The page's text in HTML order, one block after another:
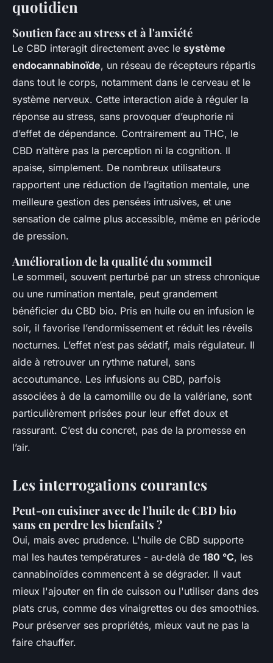
quotidien
Soutien face au stress et à l'anxiété
Le CBD interagit directement avec le système
endocannabinoïde, un réseau de récepteurs répartis
dans tout le corps, notamment dans le cerveau et le
système nerveux. Cette interaction aide à réguler la
réponse au stress, sans provoquer d’euphorie ni
d’effet de dépendance. Contrairement au THC, le
CBD n’altère pas la perception ni la cognition. Il
apaise, simplement. De nombreux utilisateurs
rapportent une réduction de l’agitation mentale, une
meilleure gestion des pensées intrusives, et une
sensation de calme plus accessible, même en période
de pression.
Amélioration de la qualité du sommeil
Le sommeil, souvent perturbé par un stress chronique
ou une rumination mentale, peut grandement
bénéficier du CBD bio. Pris en huile ou en infusion le
soir, il favorise l’endormissement et réduit les réveils
nocturnes. L’effet n’est pas sédatif, mais régulateur. Il
aide à retrouver un rythme naturel, sans
accoutumance. Les infusions au CBD, parfois
associées à de la camomille ou de la valériane, sont
particulièrement prisées pour leur effet doux et
rassurant. C’est du concret, pas de la promesse en
l’air.
Les interrogations courantes
Peut-on cuisiner avec de l'huile de CBD bio
sans en perdre les bienfaits ?
Oui, mais avec prudence. L'huile de CBD supporte
mal les hautes températures - au-delà de 180 °C, les
cannabinoïdes commencent à se dégrader. Il vaut
mieux l'ajouter en fin de cuisson ou l'utiliser dans des
plats crus, comme des vinaigrettes ou des smoothies.
Pour préserver ses propriétés, mieux vaut ne pas la
faire chauffer.